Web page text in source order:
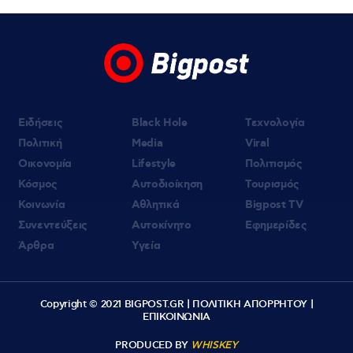
Ειδήσεις
Πολιτική
Οικονομία
Κόσμος
Κοινωνία
Συνεντεύξεις
Άρθρα
Black Hole
Media
Lifestyle
Αυτοδιοίκηση
Αθλητικά
Αυτοκίνητο
Υγεία
Τεχνολογία
Viral
Πολιτισμός
Τουρισμός
Bigpost TV
Εφημερίδες
Copyright © 2021 BIGPOST.GR | ΠΟΛΙΤΙΚΗ ΑΠΟΡΡΗΤΟΥ|
ΕΠΙΚΟΙΝΩΝΙΑ
PRODUCED BY WHISKEY